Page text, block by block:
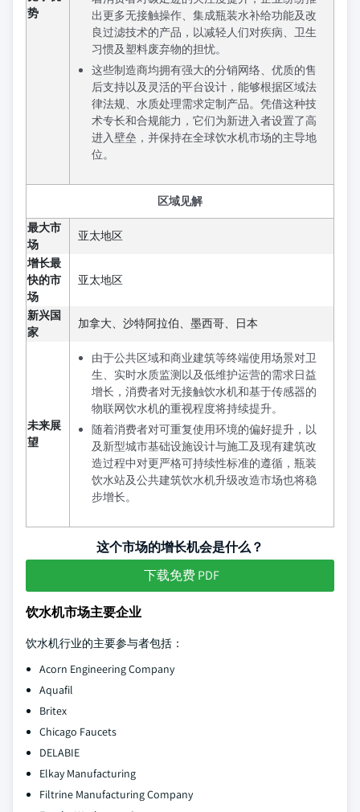
势
出更多无接触操作、集成瓶装水补给功能及改
良过滤技术的产品，以减轻人们对疾病、卫生
习惯及塑料废弃物的担忧。
这些制造商均拥有强大的分销网络、优质的售
后支持以及灵活的平台设计，能够根据区域法
律法规、水质处理需求定制产品。凭借这种技
术专长和合规能力，它们为新进入者设置了高
进入壁垒，并保持在全球饮水机市场的主导地
位。
区域见解
最大市
场
亚太地区
增长最
快的市
场
亚太地区
新兴国
家
加拿大、沙特阿拉伯、墨西哥、日本
未来展
望
由于公共区域和商业建筑等终端使用场景对卫
生、实时水质监测以及低维护运营的需求日益
增长，消费者对无接触饮水机和基于传感器的
物联网饮水机的重视程度将持续提升。
随着消费者对可重复使用环境的偏好提升，以
及新型城市基础设施设计与施工及现有建筑改
造过程中对更严格可持续性标准的遵循，瓶装
饮水站及公共建筑饮水机升级改造市场也将稳
步增长。
这个市场的增长机会是什么？
下载免费 PDF
饮水机市场主要企业
饮水机行业的主要参与者包括：
Acorn Engineering Company
Aquafil
Britex
Chicago Faucets
DELABIE
Elkay Manufacturing
Filtrine Manufacturing Company